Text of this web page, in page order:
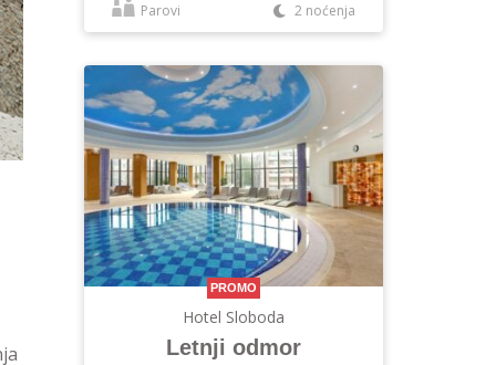
Parovi 2 noćenja
PROMO
Hotel Sloboda
Letnji odmor